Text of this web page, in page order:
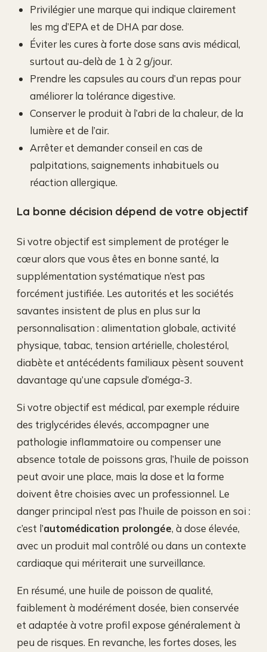
Privilégier une marque qui indique clairement
les mg d’EPA et de DHA par dose.
Éviter les cures à forte dose sans avis médical,
surtout au-delà de 1 à 2 g/jour.
Prendre les capsules au cours d’un repas pour
améliorer la tolérance digestive.
Conserver le produit à l’abri de la chaleur, de la
lumière et de l’air.
Arrêter et demander conseil en cas de
palpitations, saignements inhabituels ou
réaction allergique.
La bonne décision dépend de votre objectif
Si votre objectif est simplement de protéger le
cœur alors que vous êtes en bonne santé, la
supplémentation systématique n’est pas
forcément justifiée. Les autorités et les sociétés
savantes insistent de plus en plus sur la
personnalisation : alimentation globale, activité
physique, tabac, tension artérielle, cholestérol,
diabète et antécédents familiaux pèsent souvent
davantage qu’une capsule d’oméga-3.
Si votre objectif est médical, par exemple réduire
des triglycérides élevés, accompagner une
pathologie inflammatoire ou compenser une
absence totale de poissons gras, l’huile de poisson
peut avoir une place, mais la dose et la forme
doivent être choisies avec un professionnel. Le
danger principal n’est pas l’huile de poisson en soi :
c’est l’automédication prolongée, à dose élevée,
avec un produit mal contrôlé ou dans un contexte
cardiaque qui mériterait une surveillance.
En résumé, une huile de poisson de qualité,
faiblement à modérément dosée, bien conservée
et adaptée à votre profil expose généralement à
peu de risques. En revanche, les fortes doses, les